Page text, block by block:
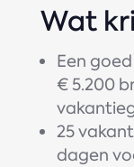
Wat
Een
€ 5.200
25
dagen